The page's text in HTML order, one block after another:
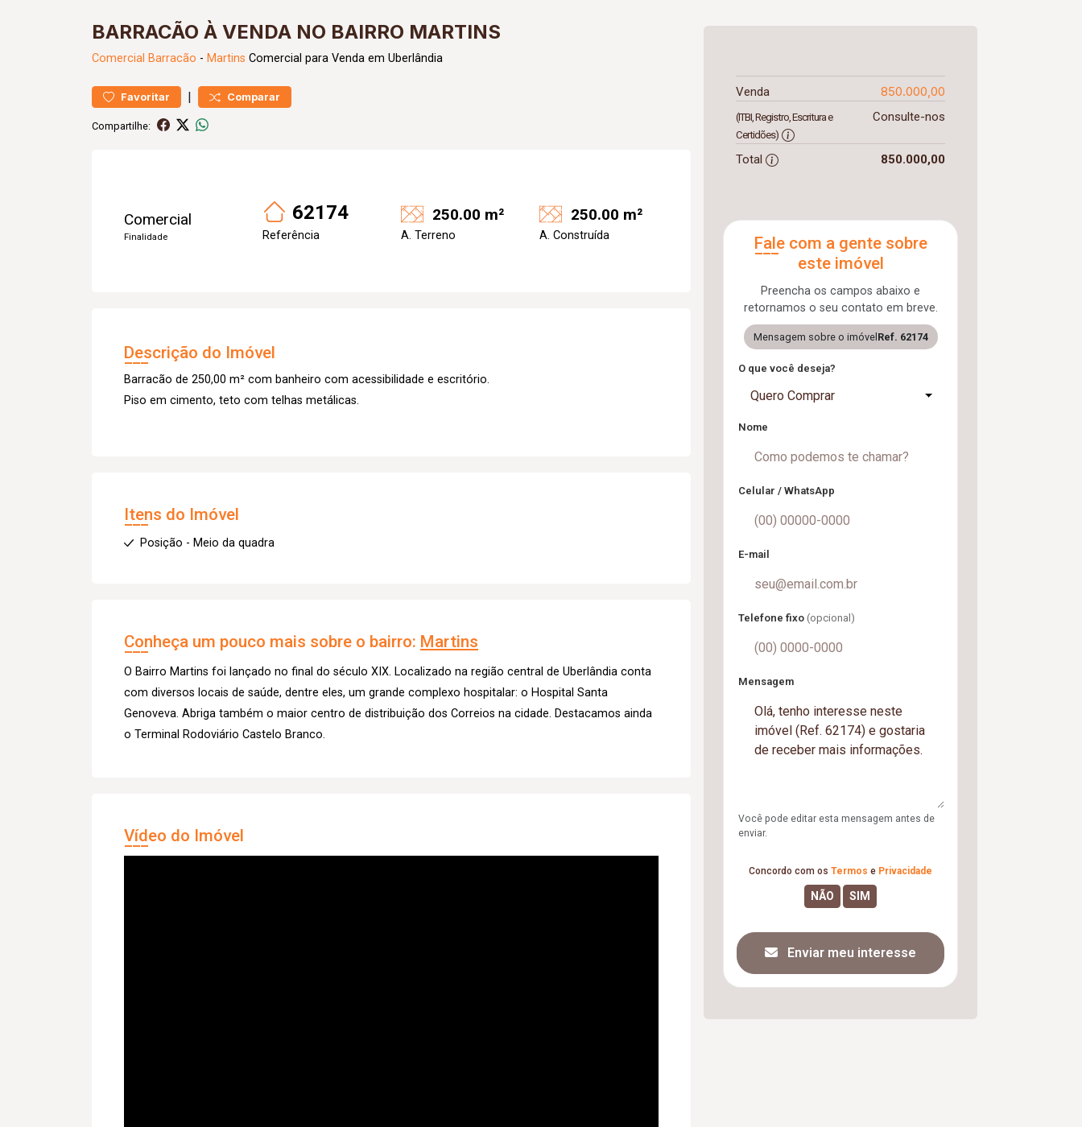
BARRACÃO À VENDA NO BAIRRO MARTINS
Comercial Barracão - Martins Comercial para Venda em Uberlândia
Favoritar | Comparar
Compartilhe:
Comercial
Finalidade
62174
Referência
250.00 m²
A. Terreno
250.00 m²
A. Construída
Descrição do Imóvel
Barracão de 250,00 m² com banheiro com acessibilidade e escritório.
Piso em cimento, teto com telhas metálicas.
Itens do Imóvel
Posição - Meio da quadra
Conheça um pouco mais sobre o bairro: Martins
O Bairro Martins foi lançado no final do século XIX. Localizado na região central de Uberlândia conta
com diversos locais de saúde, dentre eles, um grande complexo hospitalar: o Hospital Santa
Genoveva. Abriga também o maior centro de distribuição dos Correios na cidade. Destacamos ainda
o Terminal Rodoviário Castelo Branco.
Vídeo do Imóvel
Venda 850.000,00
(ITBI, Registro, Escritura e
Certidões)
Consulte-nos
Total 850.000,00
Fale com a gente sobre
este imóvel
Preencha os campos abaixo e
retornamos o seu contato em breve.
Mensagem sobre o imóvel Ref. 62174
O que você deseja?
Quero Comprar
Nome
Celular / WhatsApp
E-mail
Telefone fixo (opcional)
Mensagem
Você pode editar esta mensagem antes de
enviar.
Concordo com os Termos e Privacidade
Enviar meu interesse